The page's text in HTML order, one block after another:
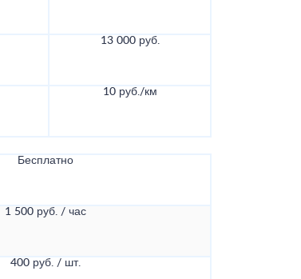
13 000 руб.
10 руб./км
Бесплатно
1 500 руб. / час
400 руб. / шт.